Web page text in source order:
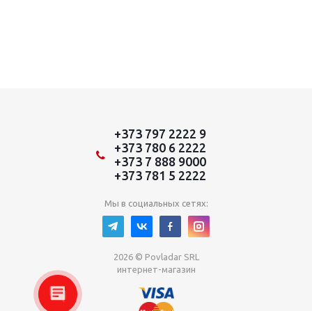
+373 797 2222 9
+373 780 6 2222
+373 7 888 9000
+373 781 5 2222
Мы в социальных сетях:
2026 © Povladar SRL
интернет-магазин